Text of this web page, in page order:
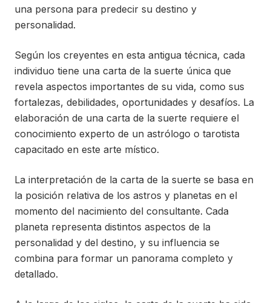
una persona para predecir su destino y
personalidad.
Según los creyentes en esta antigua técnica, cada
individuo tiene una carta de la suerte única que
revela aspectos importantes de su vida, como sus
fortalezas, debilidades, oportunidades y desafíos. La
elaboración de una carta de la suerte requiere el
conocimiento experto de un astrólogo o tarotista
capacitado en este arte místico.
La interpretación de la carta de la suerte se basa en
la posición relativa de los astros y planetas en el
momento del nacimiento del consultante. Cada
planeta representa distintos aspectos de la
personalidad y del destino, y su influencia se
combina para formar un panorama completo y
detallado.